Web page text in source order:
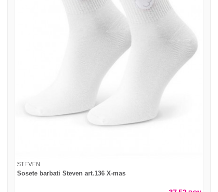
STEVEN
Sosete barbati Steven art.136 X-mas